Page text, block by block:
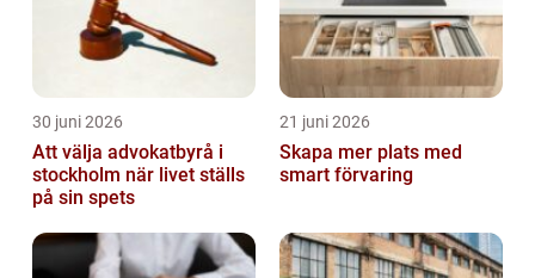
30 juni 2026
Att välja advokatbyrå i
stockholm när livet ställs
på sin spets
21 juni 2026
Skapa mer plats med
smart förvaring